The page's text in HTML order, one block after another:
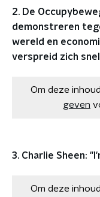
2. De
demonstreren
wereld en
verspreid zich
Om deze
geven
3. Charlie Sheen:
Om deze